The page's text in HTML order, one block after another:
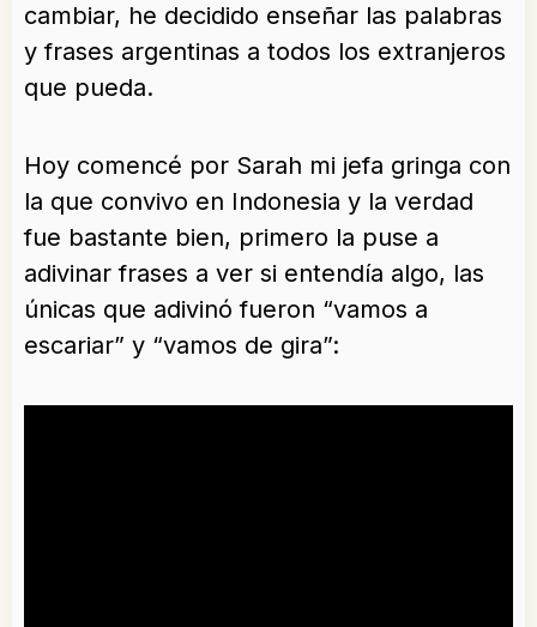
cambiar, he decidido enseñar las palabras
y frases argentinas a todos los extranjeros
que pueda.
Hoy comencé por Sarah mi jefa gringa con
la que convivo en Indonesia y la verdad
fue bastante bien, primero la puse a
adivinar frases a ver si entendía algo, las
únicas que adivinó fueron “vamos a
escariar” y “vamos de gira”: